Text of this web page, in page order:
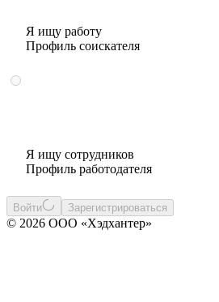
Я ищу работу
Профиль соискателя
Я ищу сотрудников
Профиль работодателя
Войти Зарегистрироваться
© 2026 ООО «Хэдхантер»